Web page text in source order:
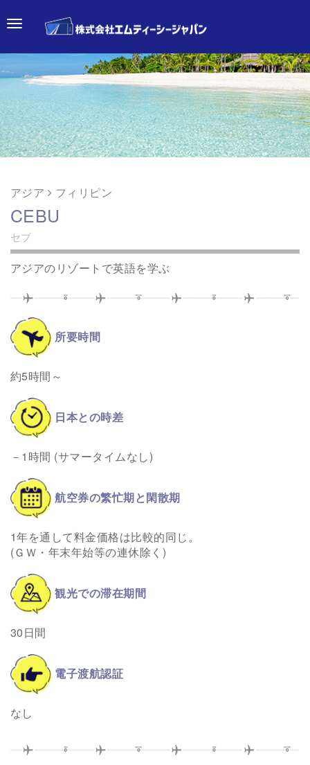
Main menu
Skip to content
アジア フィリピン
CEBU
セブ
アジアのリゾートで英語を学ぶ
所要時間
約5時間～
日本との時差
－1時間 (サマータイムなし)
航空券の繁忙期と閑散期
1年を通して料金価格は比較的同じ。
(ＧＷ・年末年始等の連休除く)
観光での滞在期間
30日間
電子渡航認証
なし